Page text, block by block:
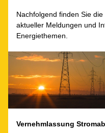
Nachfolgend finden Sie
aktueller Meldungen und
Energiethemen.
Vernehmlassung